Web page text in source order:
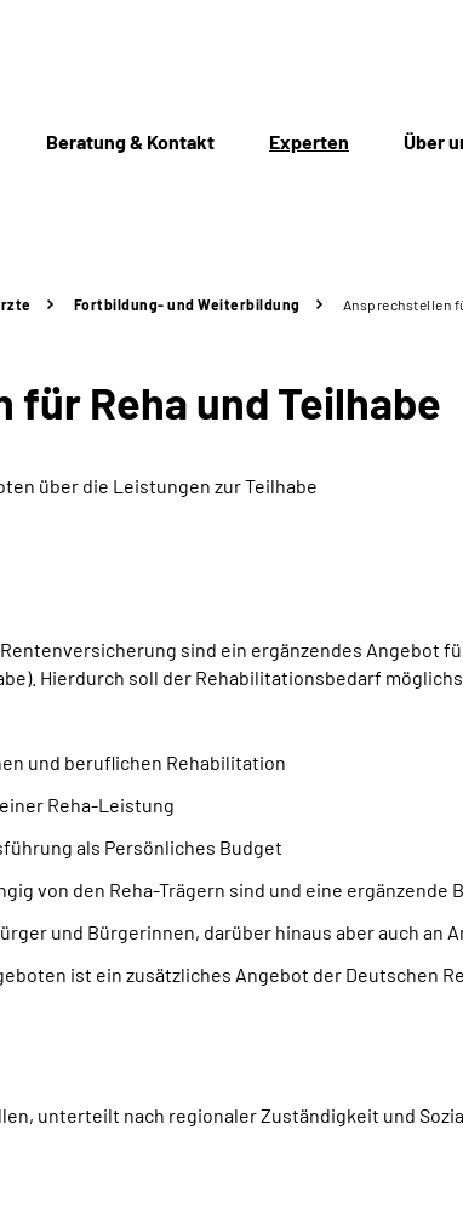
Beratung & Kontakt Experten Über
Fortbildung- und Weiterbildung Ansprechstellen
Reha und Teilhabe
über die Leistungen zur Teilhabe
sind ein ergänzendes Angebot
Hierdurch soll der Rehabilitationsbedarf
und beruflichen Rehabilitation
Reha-Leistung
als Persönliches Budget
von den Reha-Trägern sind und eine
und Bürgerinnen, darüber hinaus aber auch an
ist ein zusätzliches Angebot der Deutschen
unterteilt nach regionaler Zuständigkeit und